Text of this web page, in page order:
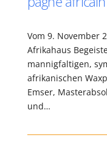
Vom 9. November
Afrikahaus
mannigfaltigen,
afrikanischen
Emser,
und…